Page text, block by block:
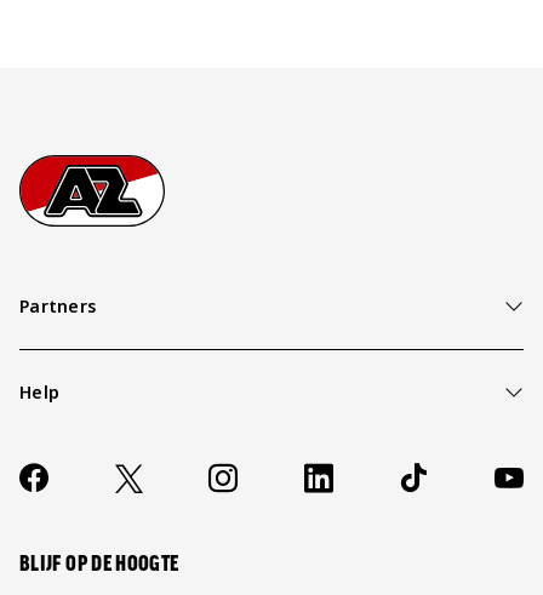
Footer
Ga naar onze homepage
Partners
Help
Contact
FAQ
Socials
https://www.facebook.com/AZAlkmaar
X Instagram LinkedIn TikTok
BLIJF OP DE HOOGTE